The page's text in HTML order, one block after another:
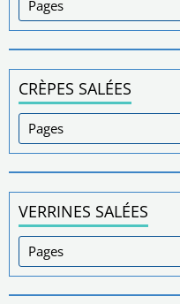
CRÈPES SALÉES
VERRINES SALÉES